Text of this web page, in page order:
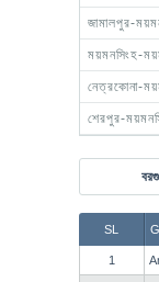
জামালপুর-
ময়মনসিংহ-
নেত্রকোনা-
শেরপুর-
SL
1